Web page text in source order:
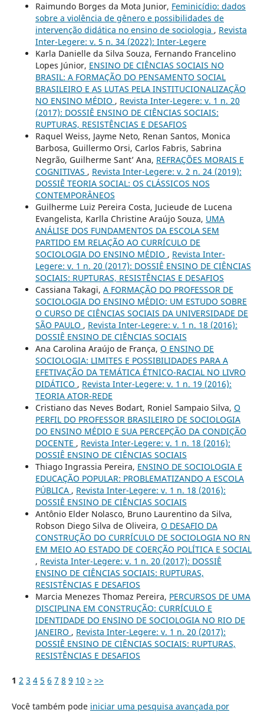
Raimundo Borges da Mota Junior, Feminicídio: dados
sobre a violência de gênero e possibilidades de
intervenção didática no ensino de sociologia , Revista
Inter-Legere: v. 5 n. 34 (2022): Inter-Legere
Karla Danielle da Silva Souza, Fernando Francelino
Lopes Júnior, ENSINO DE CIÊNCIAS SOCIAIS NO
BRASIL: A FORMAÇÃO DO PENSAMENTO SOCIAL
BRASILEIRO E AS LUTAS PELA INSTITUCIONALIZAÇÃO
NO ENSINO MÉDIO , Revista Inter-Legere: v. 1 n. 20
(2017): DOSSIÊ ENSINO DE CIÊNCIAS SOCIAIS:
RUPTURAS, RESISTÊNCIAS E DESAFIOS
Raquel Weiss, Jayme Neto, Renan Santos, Monica
Barbosa, Guillermo Orsi, Carlos Fabris, Sabrina
Negrão, Guilherme Sant’ Ana, REFRAÇÕES MORAIS E
COGNITIVAS , Revista Inter-Legere: v. 2 n. 24 (2019):
DOSSIÊ TEORIA SOCIAL: OS CLÁSSICOS NOS
CONTEMPORÂNEOS
Guilherme Luiz Pereira Costa, Jucieude de Lucena
Evangelista, Karlla Christine Araújo Souza, UMA
ANÁLISE DOS FUNDAMENTOS DA ESCOLA SEM
PARTIDO EM RELAÇÃO AO CURRÍCULO DE
SOCIOLOGIA DO ENSINO MÉDIO , Revista Inter-
Legere: v. 1 n. 20 (2017): DOSSIÊ ENSINO DE CIÊNCIAS
SOCIAIS: RUPTURAS, RESISTÊNCIAS E DESAFIOS
Cassiana Takagi, A FORMAÇÃO DO PROFESSOR DE
SOCIOLOGIA DO ENSINO MÉDIO: UM ESTUDO SOBRE
O CURSO DE CIÊNCIAS SOCIAIS DA UNIVERSIDADE DE
SÃO PAULO , Revista Inter-Legere: v. 1 n. 18 (2016):
DOSSIÊ ENSINO DE CIÊNCIAS SOCIAIS
Ana Carolina Araújo de França, O ENSINO DE
SOCIOLOGIA: LIMITES E POSSIBILIDADES PARA A
EFETIVAÇÃO DA TEMÁTICA ÉTNICO-RACIAL NO LIVRO
DIDÁTICO , Revista Inter-Legere: v. 1 n. 19 (2016):
TEORIA ATOR-REDE
Cristiano das Neves Bodart, Roniel Sampaio Silva, O
PERFIL DO PROFESSOR BRASILEIRO DE SOCIOLOGIA
DO ENSINO MÉDIO E SUA PERCEPÇÃO DA CONDIÇÃO
DOCENTE , Revista Inter-Legere: v. 1 n. 18 (2016):
DOSSIÊ ENSINO DE CIÊNCIAS SOCIAIS
Thiago Ingrassia Pereira, ENSINO DE SOCIOLOGIA E
EDUCAÇÃO POPULAR: PROBLEMATIZANDO A ESCOLA
PÚBLICA , Revista Inter-Legere: v. 1 n. 18 (2016):
DOSSIÊ ENSINO DE CIÊNCIAS SOCIAIS
Antônio Elder Nolasco, Bruno Laurentino da Silva,
Robson Diego Silva de Oliveira, O DESAFIO DA
CONSTRUÇÃO DO CURRÍCULO DE SOCIOLOGIA NO RN
EM MEIO AO ESTADO DE COERÇÃO POLÍTICA E SOCIAL
, Revista Inter-Legere: v. 1 n. 20 (2017): DOSSIÊ
ENSINO DE CIÊNCIAS SOCIAIS: RUPTURAS,
RESISTÊNCIAS E DESAFIOS
Marcia Menezes Thomaz Pereira, PERCURSOS DE UMA
DISCIPLINA EM CONSTRUÇÃO: CURRÍCULO E
IDENTIDADE DO ENSINO DE SOCIOLOGIA NO RIO DE
JANEIRO , Revista Inter-Legere: v. 1 n. 20 (2017):
DOSSIÊ ENSINO DE CIÊNCIAS SOCIAIS: RUPTURAS,
RESISTÊNCIAS E DESAFIOS
1 2 3 4 5 6 7 8 9 10 > >>
Você também pode iniciar uma pesquisa avançada por